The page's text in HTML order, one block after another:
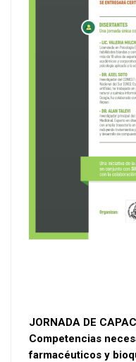
JORNADA DE
Competencias
farmacéuticos y